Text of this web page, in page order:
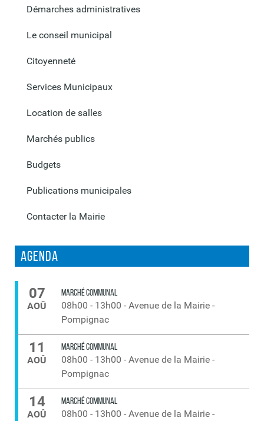
Démarches administratives
Le conseil municipal
Citoyenneté
Services Municipaux
Location de salles
Marchés publics
Budgets
Publications municipales
Contacter la Mairie
Agenda
07
AOÛ
MARCHÉ COMMUNAL
08h00 - 13h00 - Avenue de la Mairie -
Pompignac
11
AOÛ
MARCHÉ COMMUNAL
08h00 - 13h00 - Avenue de la Mairie -
Pompignac
14
AOÛ
MARCHÉ COMMUNAL
08h00 - 13h00 - Avenue de la Mairie -